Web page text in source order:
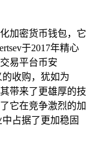
加密货币钱包，它
于2017年精心
易平台币安
的收购，犹如为
带来了更雄厚的技
它在竞争激烈的加
占据了更加稳固